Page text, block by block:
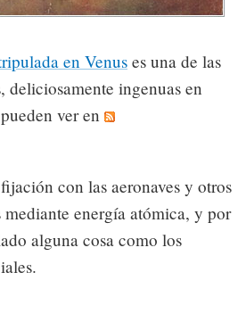
en Venus es una de las
deliciosamente ingenuas en
ver en
con las aeronaves y otros
energía atómica, y por
alguna cosa como los